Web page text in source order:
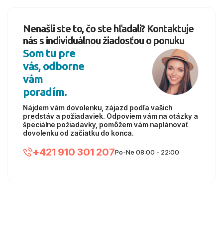
Nenašli ste to, čo ste hľadali? Kontaktuje
nás s individuálnou žiadosťou o ponuku
Som tu pre
vás, odborne
vám
poradím.
Nájdem vám dovolenku, zájazd podľa vašich
predstáv a požiadaviek. Odpoviem vám na otázky a
špeciálne požiadavky, pomôžem vám naplánovať
dovolenku od začiatku do konca.
+421 910 301 207Po-Ne 08:00 - 22:00